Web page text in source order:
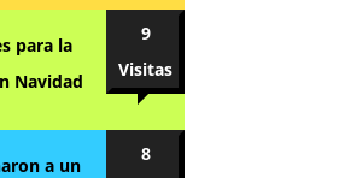
para la
Navidad
9
Visitas
a un
8